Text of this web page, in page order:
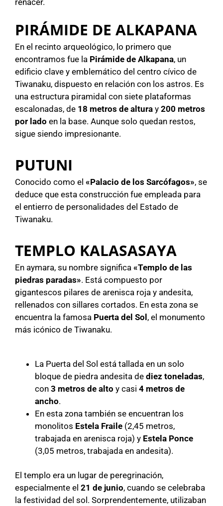
renacer.
PIRÁMIDE DE ALKAPANA
En el recinto arqueológico, lo primero que
encontramos fue la Pirámide de Alkapana, un
edificio clave y emblemático del centro cívico de
Tiwanaku, dispuesto en relación con los astros. Es
una estructura piramidal con siete plataformas
escalonadas, de 18 metros de altura y 200 metros
por lado en la base. Aunque solo quedan restos,
sigue siendo impresionante.
PUTUNI
Conocido como el «Palacio de los Sarcófagos», se
deduce que esta construcción fue empleada para
el entierro de personalidades del Estado de
Tiwanaku.
TEMPLO KALASASAYA
En aymara, su nombre significa «Templo de las
piedras paradas». Está compuesto por
gigantescos pilares de arenisca roja y andesita,
rellenados con sillares cortados. En esta zona se
encuentra la famosa Puerta del Sol , el monumento
más icónico de Tiwanaku.
La Puerta del Sol está tallada en un solo
bloque de piedra andesita de diez toneladas,
con 3 metros de alto y casi 4 metros de
ancho.
En esta zona también se encuentran los
monolitos Estela Fraile (2,45 metros,
trabajada en arenisca roja) y Estela Ponce
(3,05 metros, trabajada en andesita).
El templo era un lugar de peregrinación,
especialmente el 21 de junio, cuando se celebraba
la festividad del sol. Sorprendentemente, utilizaban